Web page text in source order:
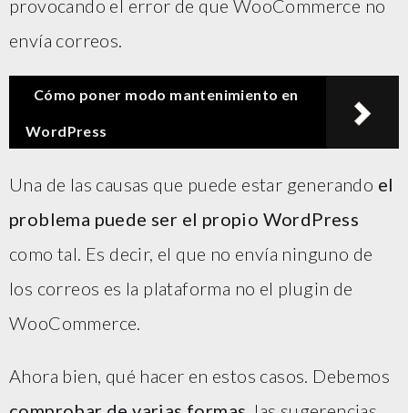
provocando el error de que WooCommerce no
envía correos.
Cómo poner modo mantenimiento en
WordPress
Una de las causas que puede estar generando el
problema puede ser el propio WordPress
como tal. Es decir, el que no envía ninguno de
los correos es la plataforma no el plugin de
WooCommerce.
Ahora bien, qué hacer en estos casos. Debemos